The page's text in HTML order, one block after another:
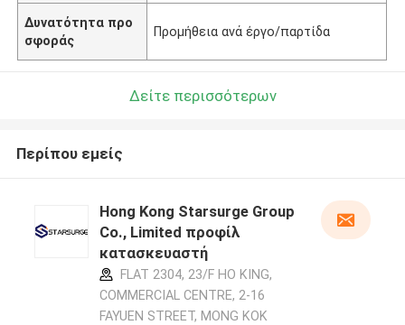
Δυνατότητα προ
σφοράς
Προμήθεια ανά έργο/παρτίδα
Δείτε περισσότερων
Περίπου εμείς
Hong Kong Starsurge Group
Co., Limited προφίλ
κατασκευαστή
FLAT 2304, 23/F HO KING,
COMMERCIAL CENTRE, 2-16
FAYUEN STREET, MONG KOK